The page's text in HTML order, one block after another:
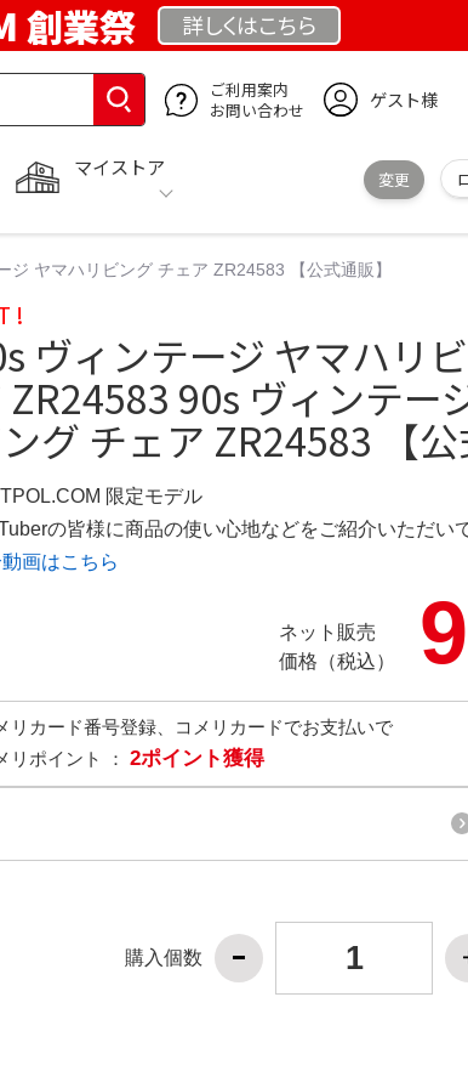
創業祭 詳しくはこちら
ご利用案内
お問い合わせ
ゲスト様
マイストア
変更
ヤマハリビング チェア ZR24583 【公式通販】
!
ヴィンテージ ヤマハリ
ZR24583 90s ヴィンテー
グ チェア ZR24583 【公
限定モデル
の皆様に商品の使い心地などをご紹介いただい
画はこちら
ネット販売
価格（税込）
リカード番号登録、コメリカードでお支払いで
リポイント ： 2ポイント獲得
購入個数